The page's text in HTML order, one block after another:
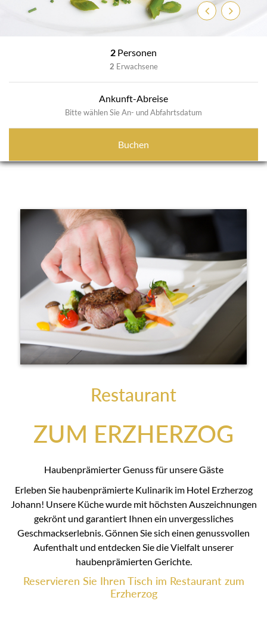
ZurückWeiter
2 Personen
2 Erwachsene
Ankunft-Abreise
Bitte wählen Sie An- und Abfahrtsdatum
Buchen
Restaurant
ZUM ERZHERZOG
Haubenprämierter Genuss für unsere Gäste
Erleben Sie haubenprämierte Kulinarik im Hotel Erzherzog
Johann! Unsere Küche wurde mit höchsten Auszeichnungen
gekrönt und garantiert Ihnen ein unvergessliches
Geschmackserlebnis. Gönnen Sie sich einen genussvollen
Aufenthalt und entdecken Sie die Vielfalt unserer
haubenprämierten Gerichte.
Reservieren Sie Ihren Tisch im Restaurant zum
Erzherzog